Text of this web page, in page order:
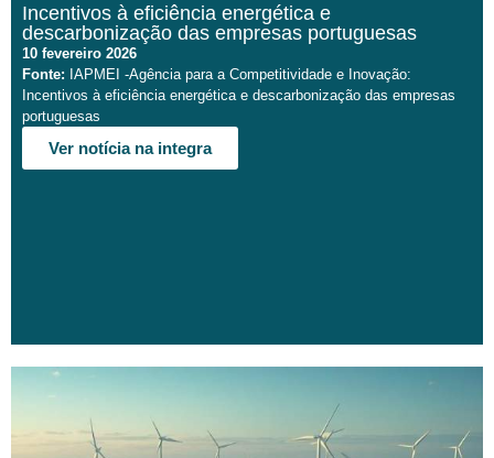
Incentivos à eficiência energética e
descarbonização das empresas portuguesas
10 fevereiro 2026
Fonte: IAPMEI -Agência para a Competitividade e Inovação:
Incentivos à eficiência energética e descarbonização das empresas
portuguesas
Ver notícia na integra